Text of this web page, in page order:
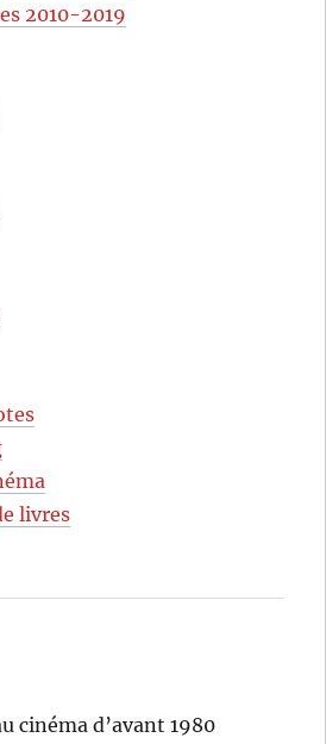
2010-2019
livres
cinéma d’avant 1980